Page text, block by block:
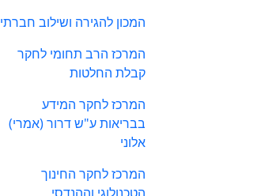
המכון להגירה ושילוב חברתי
המרכז הרב תחומי לחקר
קבלת החלטות
המרכז לחקר המידע
בבריאות ע"ש דרור (אמרי)
אלוני
המרכז לחקר החינוך